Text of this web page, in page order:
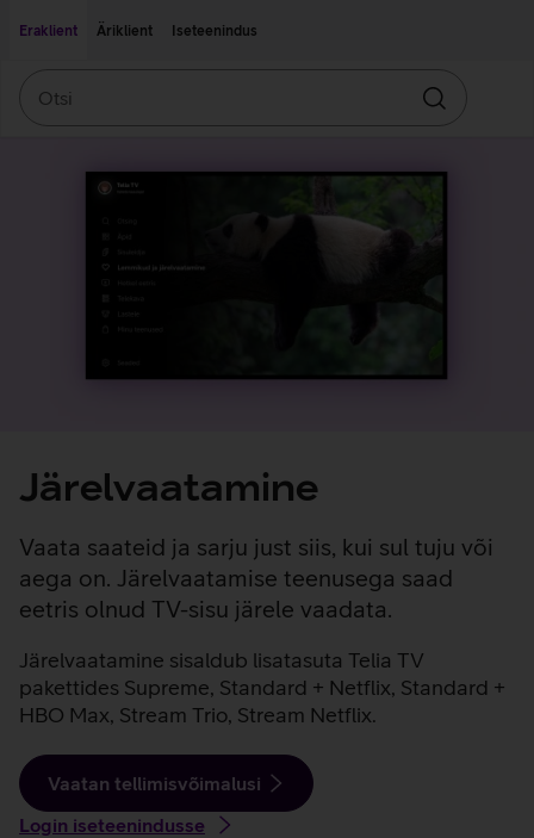
Eraklient
Äriklient Iseteenindus
Otsin
Järelvaatamine
Vaata saateid ja sarju just siis, kui sul tuju või
aega on. Järelvaatamise teenusega saad
eetris olnud TV-sisu järele vaadata.
Järelvaatamine sisaldub lisatasuta Telia TV
pakettides Supreme, Standard + Netflix, Standard +
HBO Max, Stream Trio, Stream Netflix.
Vaatan tellimisvõimalusi
Login iseteenindusse